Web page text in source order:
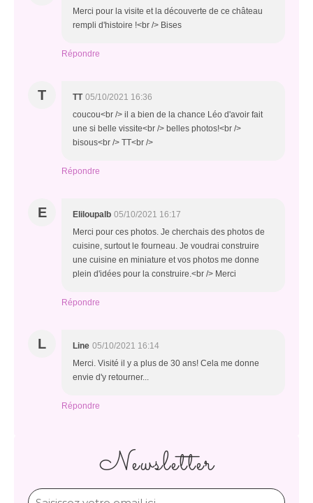
Merci pour la visite et la découverte de ce château
rempli d'histoire !<br /> Bises
Répondre
T TT 05/10/2021 16:36
coucou<br /> il a bien de la chance Léo d'avoir fait
une si belle vissite<br /> belles photos!<br />
bisous<br /> TT<br />
Répondre
E Eliloupalb 05/10/2021 16:17
Merci pour ces photos. Je cherchais des photos de
cuisine, surtout le fourneau. Je voudrai construire
une cuisine en miniature et vos photos me donne
plein d'idées pour la construire.<br /> Merci
Répondre
L Line 05/10/2021 16:14
Merci. Visité il y a plus de 30 ans! Cela me donne
envie d'y retourner...
Répondre
Newsletter